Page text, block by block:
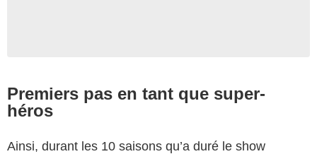
Premiers pas en tant que super-
héros
Ainsi, durant les 10 saisons qu’a duré le show